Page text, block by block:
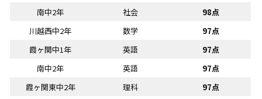
南中2年
社会
98点
川越西中2年
数学
97点
霞ヶ関中1年
英語
97点
南中2年
英語
97点
霞ヶ関東中2年
理科
97点